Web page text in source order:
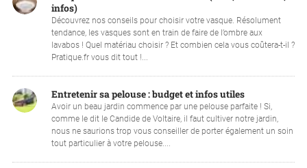
infos)
Découvrez nos conseils pour choisir votre vasque. Résolument
tendance, les vasques sont en train de faire de l’ombre aux
lavabos ! Quel matériau choisir ? Et combien cela vous coûtera-t-il ?
Pratique.fr vous dit tout !...
Entretenir sa pelouse : budget et infos utiles
Avoir un beau jardin commence par une pelouse parfaite ! Si,
comme le dit le Candide de Voltaire, il faut cultiver notre jardin,
nous ne saurions trop vous conseiller de porter également un soin
tout particulier à votre pelouse....